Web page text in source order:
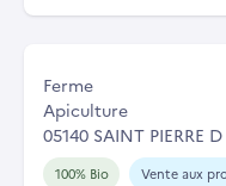
Ferme
Apiculture
05140 SAINT PIERRE
100% Bio Vente aux